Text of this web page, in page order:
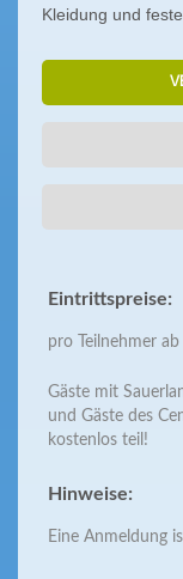
Kleidung und
Eintrittspreise:
pro Teilnehmer
Gäste mit
und Gäste des
kostenlos teil!
Hinweise:
Eine Anmeldung